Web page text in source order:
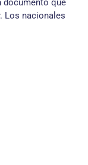
documento que
Los nacionales